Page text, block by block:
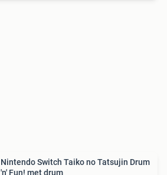
Nintendo Switch Taiko no Tatsujin Drum
'n' Fun! met drum